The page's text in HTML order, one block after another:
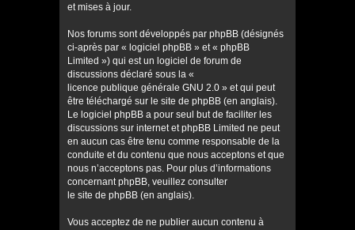
et mises à jour.
Nos forums sont développés par phpBB (désignés
ci-après par « logiciel phpBB » et « phpBB
Limited ») qui est un logiciel de forum de
discussions déclaré sous la «
licence publique générale GNU 2.0 » et qui peut
être téléchargé sur le site de phpBB (en anglais).
Le logiciel phpBB a pour seul but de faciliter les
discussions sur internet et phpBB Limited ne peut
en aucun cas être tenu comme responsable de la
conduite et du contenu que nous acceptons et que
nous n’acceptons pas. Pour plus d’informations
concernant phpBB, veuillez consulter
le site de phpBB (en anglais).
Vous acceptez de ne publier aucun contenu à